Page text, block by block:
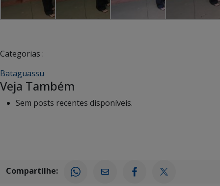
Categorias :
Bataguassu
Veja Também
Sem posts recentes disponíveis.
Compartilhe: